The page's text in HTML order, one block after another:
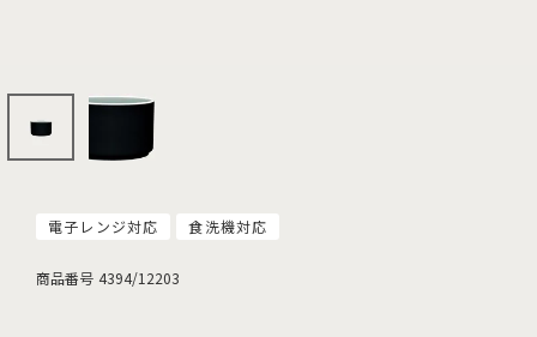
電子レンジ対応 食洗機対応
商品番号 4394/12203